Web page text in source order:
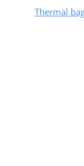
Thermal